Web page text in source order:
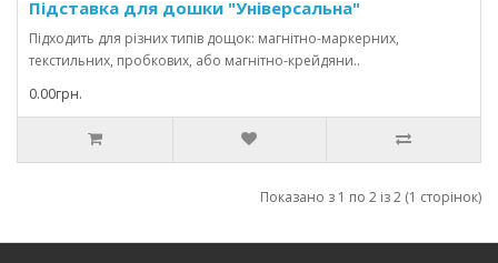
Підставка для дошки "Універсальна"
Підходить для різних типів дощок: магнітно-маркерних,
текстильних, пробкових, або магнітно-крейдяни..
0.00грн.
Показано з 1 по 2 із 2 (1 сторінок)